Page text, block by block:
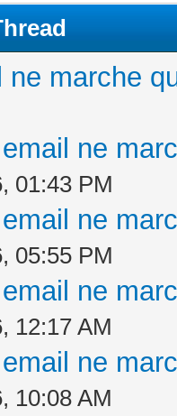
marche
ne
01:43 PM
ne
05:55 PM
ne
12:17 AM
ne
10:08 AM